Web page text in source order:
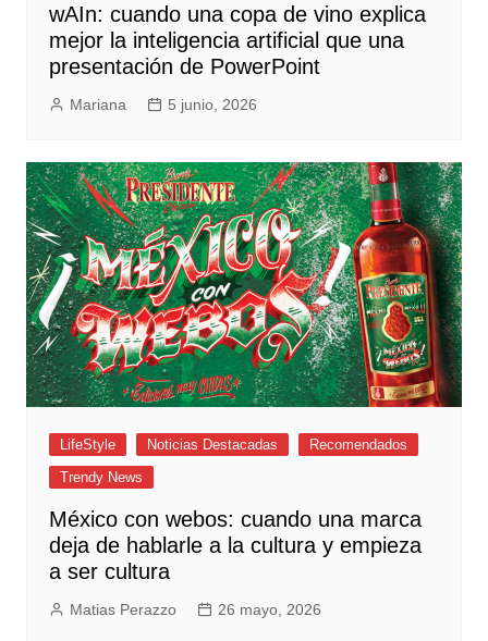
wAIn: cuando una copa de vino explica
mejor la inteligencia artificial que una
presentación de PowerPoint
Mariana 5 junio, 2026
LifeStyle Noticias Destacadas
Recomendados
Trendy News
México con webos: cuando una marca
deja de hablarle a la cultura y empieza
a ser cultura
Matias Perazzo 26 mayo, 2026